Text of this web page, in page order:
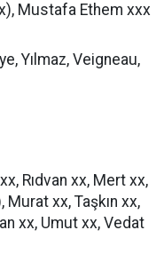
Mustafa Ethem xxx
Yılmaz, Veigneau,
Rıdvan xx, Mert xx,
xx, Taşkın xx,
xx, Umut xx, Vedat